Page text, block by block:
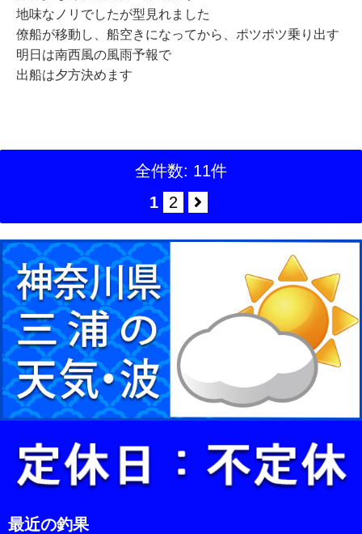
地味なノリでしたが型見れました
僚船が移動し、船空きになってから、ポツポツ乗り出す
明日は南西風の風雨予報で
出船は夕方決めます
全件数: 11件
1
2
最近の釣果